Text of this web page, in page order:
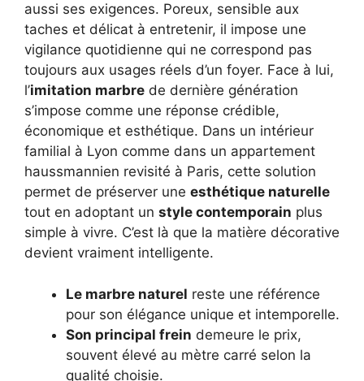
aussi ses exigences. Poreux, sensible aux
taches et délicat à entretenir, il impose une
vigilance quotidienne qui ne correspond pas
toujours aux usages réels d’un foyer. Face à lui,
l’imitation marbre de dernière génération
s’impose comme une réponse crédible,
économique et esthétique. Dans un intérieur
familial à Lyon comme dans un appartement
haussmannien revisité à Paris, cette solution
permet de préserver une esthétique naturelle
tout en adoptant un style contemporain plus
simple à vivre. C’est là que la matière décorative
devient vraiment intelligente.
Le marbre naturel reste une référence
pour son élégance unique et intemporelle.
Son principal frein demeure le prix,
souvent élevé au mètre carré selon la
qualité choisie.